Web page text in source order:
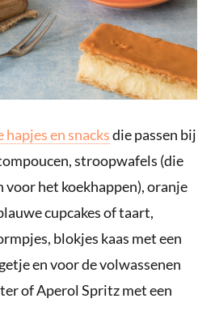
hapjes en snacksdie passen bij
stroopwafels (die
voor het koekhappen), oranje
cupcakes of taart,
blokjes kaas met een
en voor de volwassenen
of Aperol Spritz met een